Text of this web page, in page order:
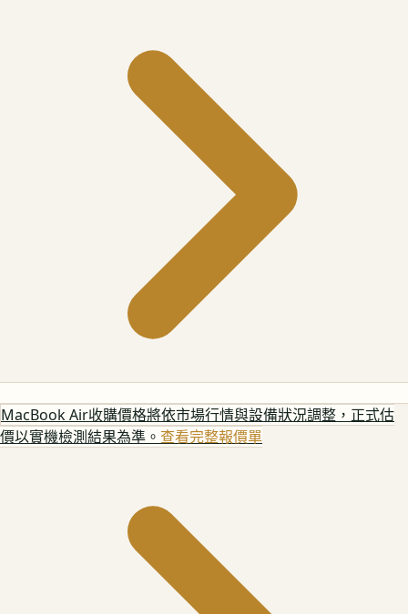
MacBook Air收購價格將依市場行情與設備狀況調整，正式估
價以實機檢測結果為準。 查看完整報價單